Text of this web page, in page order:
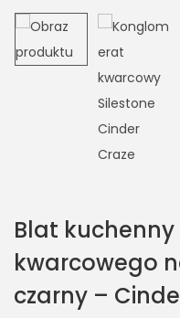
Blat
kwarcowego
czarny –